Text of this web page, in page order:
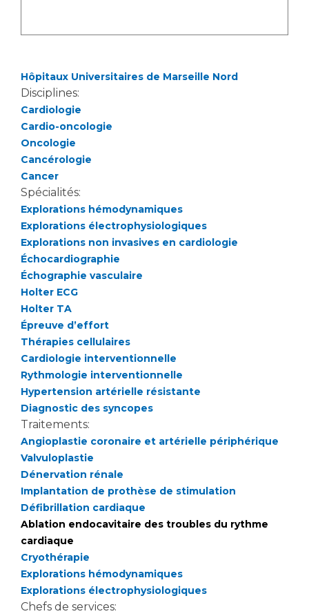
Hôpitaux Universitaires de Marseille Nord
Disciplines:
Cardiologie
Cardio-oncologie
Oncologie
Cancérologie
Cancer
Spécialités:
Explorations hémodynamiques
Explorations électrophysiologiques
Explorations non invasives en cardiologie
Échocardiographie
Échographie vasculaire
Holter ECG
Holter TA
Épreuve d’effort
Thérapies cellulaires
Cardiologie interventionnelle
Rythmologie interventionnelle
Hypertension artérielle résistante
Diagnostic des syncopes
Traitements:
Angioplastie coronaire et artérielle périphérique
Valvuloplastie
Dénervation rénale
Implantation de prothèse de stimulation
Défibrillation cardiaque
Ablation endocavitaire des troubles du rythme
cardiaque
Cryothérapie
Explorations hémodynamiques
Explorations électrophysiologiques
Chefs de services: